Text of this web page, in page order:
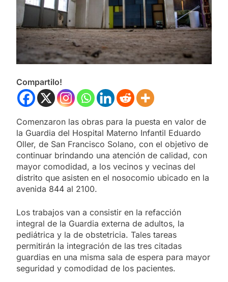
Compartilo!
Comenzaron las obras para la puesta en valor de
la Guardia del Hospital Materno Infantil Eduardo
Oller, de San Francisco Solano, con el objetivo de
continuar brindando una atención de calidad, con
mayor comodidad, a los vecinos y vecinas del
distrito que asisten en el nosocomio ubicado en la
avenida 844 al 2100.
Los trabajos van a consistir en la refacción
integral de la Guardia externa de adultos, la
pediátrica y la de obstetricia. Tales tareas
permitirán la integración de las tres citadas
guardias en una misma sala de espera para mayor
seguridad y comodidad de los pacientes.